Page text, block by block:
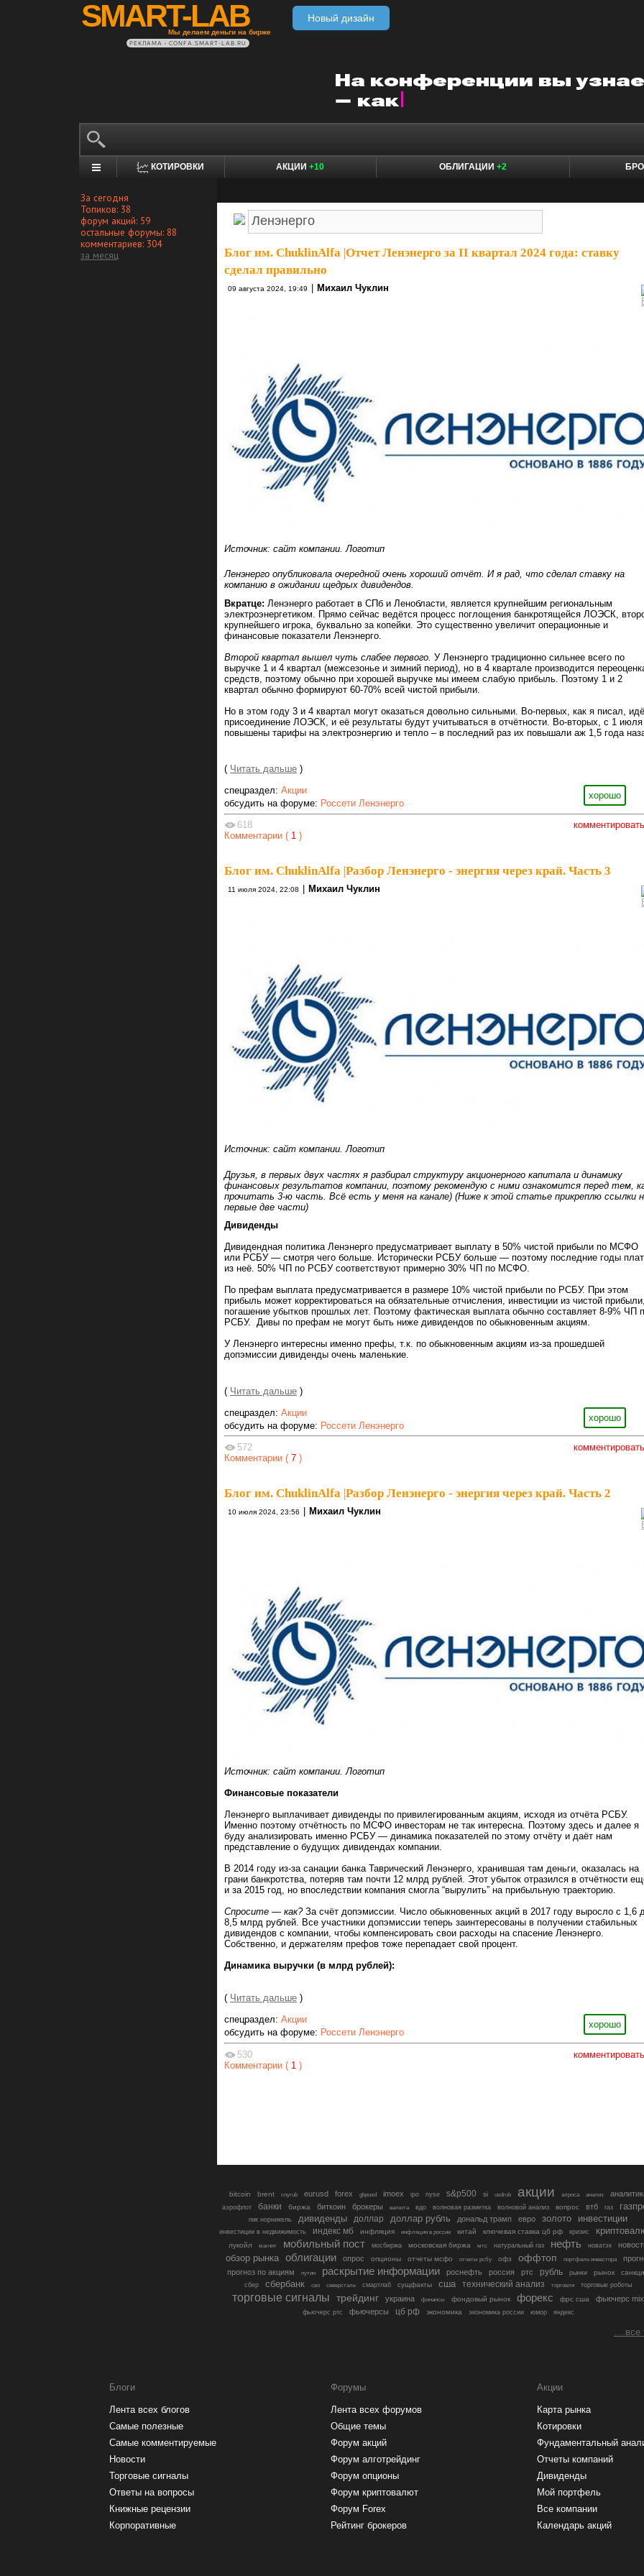
SMART-LAB
Мы делаем деньги на бирже
Новый дизайн
РЕКЛАМА • CONFA.SMART-LAB.RU
КОТИРОВКИ АКЦИИ +10 ОБЛИГАЦИИ +2
За сегодня
Топиков: 38
форум акций: 59
остальные форумы: 88
комментариев: 304
за месяц
Блог им. ChuklinAlfa Отчет Ленэнерго за II квартал 2024 года: ставку
сделал правильно
09 августа 2024, 19:49 Михаил Чуклин
Источник: сайт компании. Логотип
Ленэнерго опубликовала очередной очень хороший отчёт. И я рад, что сделал ставку на
компанию в ожидании щедрых дивидендов.
Вкратце: Ленэнерго работает в СПб и Ленобласти, является крупнейшим региональным
электроэнергетиком. Прямо сейчас ведётся процесс поглощения банкротящейся ЛОЭСК,
крупнейшего игрока, буквально за копейки. Это существенно увеличит операционные и
финансовые показатели Ленэнерго.
Второй квартал вышел чуть слабее первого. У Ленэнерго традиционно сильнее всего по
выручке 1 и 4 квартал (межсезонье и зимний период), но в 4 квартале производится
средств, поэтому обычно при хорошей выручке мы имеем слабую прибыль. Поэтому 1 и 2
квартал обычно формируют 60-70% всей чистой прибыли.
Но в этом году 3 и 4 квартал могут оказаться довольно сильными. Во-первых, как я писал,
присоединение ЛОЭСК, и её результаты будут учитываться в отчётности. Во-вторых, с 1 июля
повышены тарифы на электроэнергию и тепло – в последний раз их повышали аж 1,5 года
( Читать дальше )
хорошо
спецраздел: Акции
обсудить на форуме: Россети Ленэнерго
комментировать
618
Комментарии ( 1 )
Блог им. ChuklinAlfa Разбор Ленэнерго - энергия через край. Часть 3
11 июля 2024, 22:08 Михаил Чуклин
Источник: сайт компании. Логотип
Друзья, в первых двух частях я разбирал структуру акционерного капитала и динамику
финансовых результатов компании, поэтому рекомендую с ними ознакомится перед тем,
прочитать 3-ю часть. Всё есть у меня на канале) (Ниже к этой статье прикреплю ссылки
первые две части)
Дивиденды
Дивидендная политика Ленэнерго предусматривает выплату в 50% чистой прибыли по МСФО
или РСБУ — смотря чего больше. Исторически РСБУ больше — поэтому последние годы
из неё. 50% ЧП по РСБУ соответствуют примерно 30% ЧП по МСФО.
По префам выплата предусматривается в размере 10% чистой прибыли по РСБУ. При этом
прибыль может корректироваться на обязательные отчисления, инвестиции из чистой
погашение убытков прошлых лет. Поэтому фактическая выплата обычно составляет 8-9% ЧП
РСБУ. Дивы по префам не могут быть ниже дивидендов по обыкновенным акциям.
У Ленэнерго интересны именно префы, т.к. по обыкновенным акциям из-за прошедшей
допэмиссии дивиденды очень маленькие.
( Читать дальше )
хорошо
спецраздел: Акции
обсудить на форуме: Россети Ленэнерго
комментировать
572
Комментарии ( 7 )
Блог им. ChuklinAlfa |Разбор Ленэнерго - энергия через край. Часть 2
10 июля 2024, 23:56 Михаил Чуклин
Источник: сайт компании. Логотип
Финансовые показатели
Ленэнерго выплачивает дивиденды по привилегированным акциям, исходя из отчёта РСБУ.
Именно поэтому отчётность по МСФО инвесторам не так интересна. Поэтому здесь и далее я
буду анализировать именно РСБУ — динамика показателей по этому отчёту и даёт нам
представление о будущих дивидендах компании.
В 2014 году из-за санации банка Таврический Ленэнерго, хранившая там деньги, оказалась на
грани банкротства, потеряв там почти 12 млрд рублей. Этот убыток отразился в отчётности
и за 2015 год, но впоследствии компания смогла “вырулить” на прибыльную траекторию.
Спросите — как?За счёт допэмиссии. Число обыкновенных акций в 2017 году выросло с 1,6
8,5 млрд рублей. Все участники допэмиссии теперь заинтересованы в получении стабильных
дивидендов с компании, чтобы компенсировать свои расходы на спасение Ленэнерго.
Собственно, и держателям префов тоже перепадает свой процент.
Динамика выручки (в млрд рублей):
( Читать дальше )
хорошо
спецраздел: Акции
обсудить на форуме: Россети Ленэнерго
комментировать
530
Комментарии ( 1 )
bitcoin brent cnyrub eurusd forex gbpusd imoex ipo nyse s&p500 si usdrub акции алроса анализ
аэрофлот банки биржа биткоин брокеры валюта вдо волновая разметка волновой анализ вопрос втб газ
гмк норникель дивиденды доллар доллар рубль дональд трамп евро золото инвестиции
инвестиции в недвижимость индекс мб инфляция инфляция в россии китай ключевая ставка цб рф кризис
лукойл магнит мобильный пост мосбиржа московская биржа мтс натуральный газ нефть новатэк
обзор рынка облигации опрос опционы отчеты мсфо отчеты рсбу офз оффтоп портфель инвестора
прогноз по акциям
путин раскрытие информации роснефть россия ртс рубль рынки рынок
сбер сбербанк сво северсталь смартлаб сущфакты сша технический анализ торговля торговые роботы
торговые сигналы трейдинг украина финансы фондовый рынок форекс фрс сша фьючерс mix
фьючерс ртс фьючерсы цб рф экономика экономика россии юмор яндекс
....все
Блоги
Лента всех блогов
Самые полезные
Самые комментируемые
Новости
Торговые сигналы
Ответы на вопросы
Книжные рецензии
Корпоративные
Форумы
Лента всех форумов
Общие темы
Форум акций
Форум алготрейдинг
Форум опционы
Форум криптовалют
Форум Forex
Рейтинг брокеров
Акции
Карта рынка
Котировки
Фундаментальный
Отчеты компаний
Дивиденды
Мой портфель
Все компании
Календарь акций